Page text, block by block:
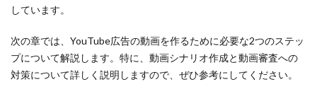
しています。
次の章では、YouTube広告の動画を作るために必要な2つのステッ
プについて解説します。特に、動画シナリオ作成と動画審査への
対策について詳しく説明しますので、ぜひ参考にしてください。